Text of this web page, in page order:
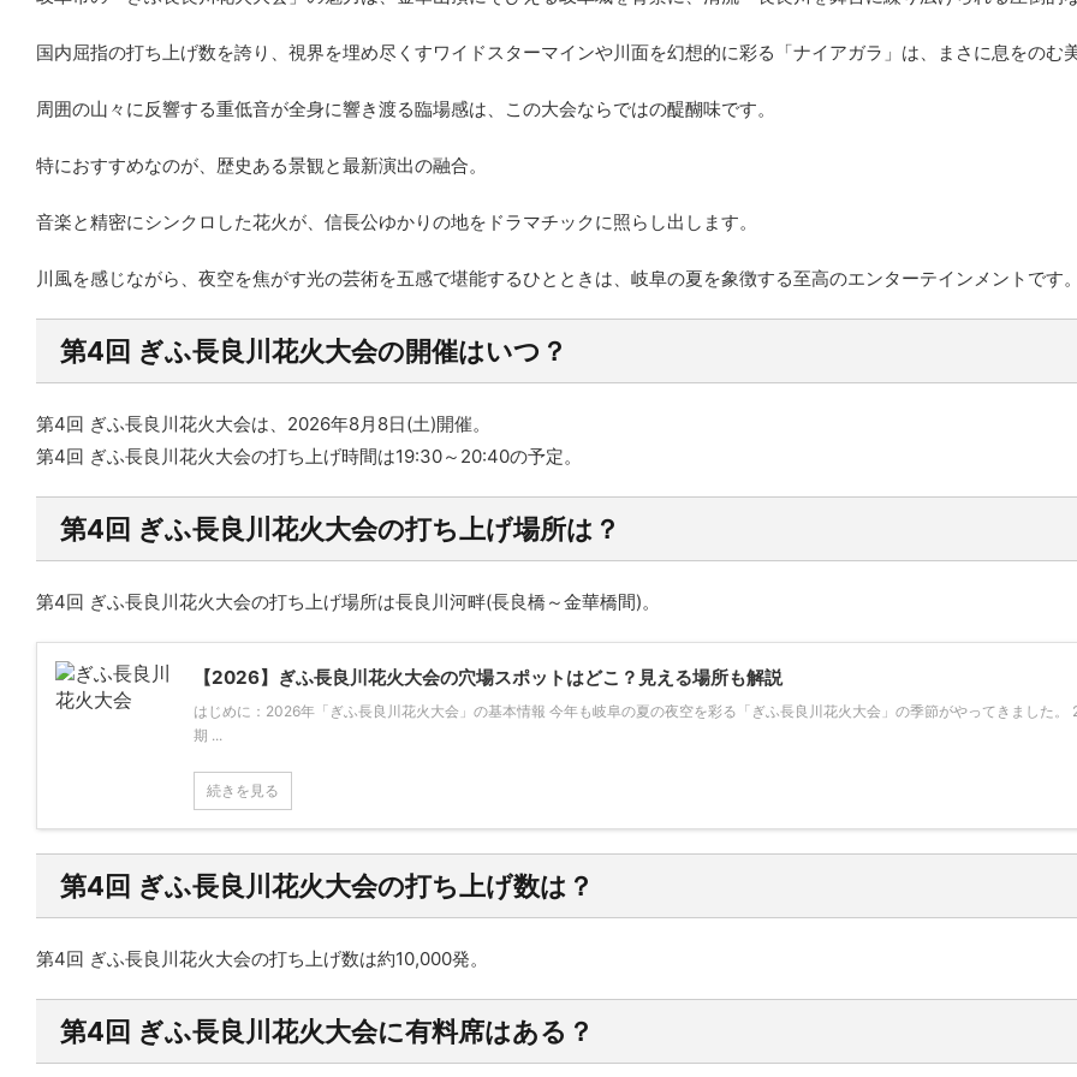
国内屈指の打ち上げ数を誇り、視界を埋め尽くすワイドスターマインや川面を幻想的に彩る「ナイアガラ」は、まさに息をのむ美
周囲の山々に反響する重低音が全身に響き渡る臨場感は、この大会ならではの醍醐味です。
特におすすめなのが、歴史ある景観と最新演出の融合。
音楽と精密にシンクロした花火が、信長公ゆかりの地をドラマチックに照らし出します。
川風を感じながら、夜空を焦がす光の芸術を五感で堪能するひとときは、岐阜の夏を象徴する至高のエンターテインメントです。
第4回 ぎふ長良川花火大会の開催はいつ？
第4回 ぎふ長良川花火大会は、 2026年8月8日(土)開催。
第4回 ぎふ長良川花火大会の打ち上げ時間は19:30～20:40の予定。
第4回 ぎふ長良川花火大会の打ち上げ場所は？
第4回 ぎふ長良川花火大会の打ち上げ場所は長良川河畔(長良橋～金華橋間)。
【2026】ぎふ長良川花火大会の穴場スポットはどこ？見える場所も解説
はじめに：2026年「ぎふ長良川花火大会」の基本情報 今年も岐阜の夏の夜空を彩る「ぎふ長良川花火大会」の季節がやってきました
期 ...
続きを見る
第4回 ぎふ長良川花火大会の打ち上げ数は？
第4回 ぎふ長良川花火大会の打ち上げ数は約10,000発。
第4回 ぎふ長良川花火大会に有料席はある？